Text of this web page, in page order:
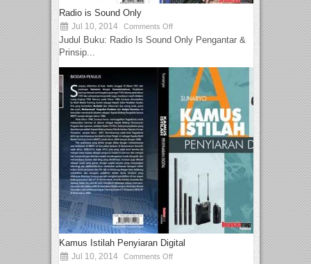
Radio is Sound Only
Jul 10, 2014 Comments Off
Judul Buku: Radio Is Sound Only Pengantar &
Prinsip...
Kamus Istilah Penyiaran Digital
Jul 10, 2014 Comments Off